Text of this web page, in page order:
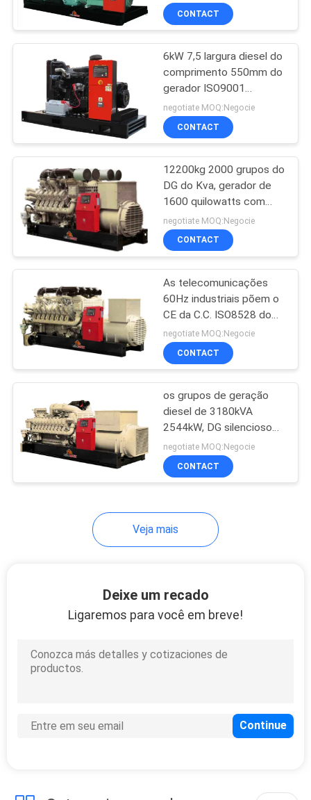
Data Center pré-
fabricado
11
Sistema de
vigilância remoto de
IOT
Infraestrutura de
computação da
borda
Fonte de
encaixada do modo
do interruptor
nuvem baseou
CONTACT
6kW 7,5 largura diesel do
comprimento 550mm do
gerador ISO9001
ISO14001 1320mm do
Kva
negotiate MOQ:Negocie
CONTACT
12200kg 2000 grupos do
DG do Kva, gerador de
1600 quilowatts com
uma comunicação de
USB
negotiate MOQ:Negocie
CONTACT
As telecomunicações
60Hz industriais põem o
CE da C.C. ISO8528 do
gerador das soluções
certificado
negotiate MOQ:Negocie
CONTACT
os grupos de geração
diesel de 3180kVA
2544kW, DG silencioso
ajustaram-se com
silenciador industrial
negotiate MOQ:Negocie
CONTACT
Veja mais
Deixe um recado
Ligaremos para você em breve!